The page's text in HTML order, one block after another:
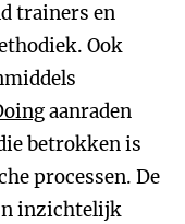
trainers en
Ook
aanraden
betrokken is
processen. De
inzichtelijk